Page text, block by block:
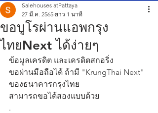
ขอบูโรผ่านแอพกรุง
ไทยNext ได้ง่ายๆ
Salehouses atPattaya
27 มี.ค. 2565 ยาว 1 นาที
ข้อมูลเครดิต และเครดิตสกอริ่ง
ขอผ่านมือถือได้ ถ้ามี "KrungThai Next"
ของธนาคารกรุงไทย
สามารถขอได้สองแบบด้วย
.